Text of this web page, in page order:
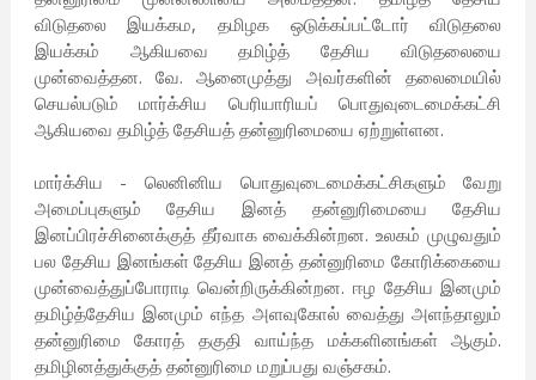
விடுதலை இயக்கம, தமிழக ஒடுக்கப்பட்டோர் விடுதலை
இயக்கம் ஆகியவை தமிழ்த் தேசிய விடுதலையை
முன்வைத்தன. வே. ஆனைமுத்து அவர்களின் தலைமையில்
செயல்படும் மார்க்சிய பெரியாரியப் பொதுவுடைமைக்கட்சி
ஆகியவை தமிழ்த் தேசியத் தன்னுரிமையை ஏற்றுள்ளன.
மார்க்சிய - லெனினிய பொதுவுடைமைக்கட்சிகளும் வேறு
அமைப்புகளும் தேசிய இனத் தன்னுரிமையை தேசிய
இனப்பிரச்சினைக்குத் தீர்வாக வைக்கின்றன. உலகம் முழுவதும்
பல தேசிய இனங்கள் தேசிய இனத் தன்னுரிமை கோரிக்கையை
முன்வைத்துப்போராடி வென்றிருக்கின்றன. ஈழ தேசிய இனமும்
தமிழ்த்தேசிய இனமும் எந்த அளவுகோல் வைத்து அளந்தாலும்
தன்னுரிமை கோரத் தகுதி வாய்ந்த மக்களினங்கள் ஆகும்.
தமிழினத்துக்குத் தன்னுரிமை மறுப்பது வஞ்சகம்.